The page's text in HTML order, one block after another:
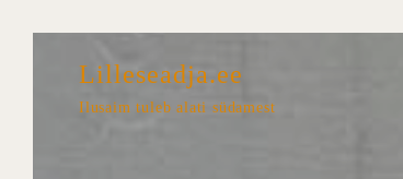
Lilleseadja.ee
Ilusaim tuleb alati südamest